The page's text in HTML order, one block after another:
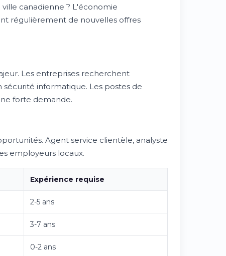
canadienne ? L'économie
régulièrement de nouvelles offres
Les entreprises recherchent
informatique. Les postes de
forte demande.
Agent service clientèle, analyste
employeurs locaux.
Expérience requise
2-5 ans
3-7 ans
0-2 ans